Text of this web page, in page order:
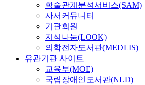
학술관계분석서비스(SAM)
사서커뮤니티
기관회원
지식나눔(LOOK)
의학전자도서관(MEDLIS)
유관기관 사이트
교육부(MOE)
국립장애인도서관(NLD)